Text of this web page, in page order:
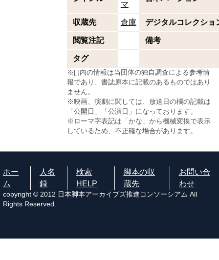
マ
収蔵先 倉庫 デジタルコレクショ
閲覧注記 備考
タグ
※[ ]内の情報は当団体の独自調査による参考情
報であり、書誌原本に記載のあるものではあり
ません。
※映画、演劇に関しては、放送日の欄の記載は
「公開日」「公演日」になっております。
※ローマ字表記は「かな」から機械変換で表示
しているため、不正確な場合があります。
ホー
ム
人名
録
検索
HELP
脚本の収
蔵先
お問い合
わせ
copyright © 2012 日本脚本アーカイブズ推進コンソーシアム All
Rights Reserved.